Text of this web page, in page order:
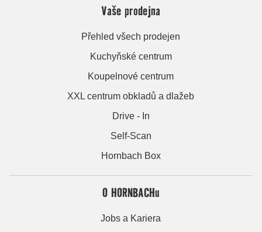
Vaše prodejna
Přehled všech prodejen
Kuchyňské centrum
Koupelnové centrum
XXL centrum obkladů a dlažeb
Drive - In
Self-Scan
Hornbach Box
O HORNBACHu
Jobs a Kariera